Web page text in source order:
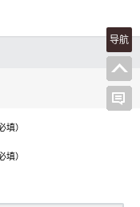
填）
填）
导航